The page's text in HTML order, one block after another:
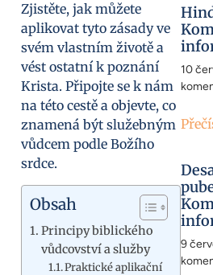
Zjistěte, jak můžete
aplikovat tyto zásady ve
svém vlastním životě a
vést ostatní k poznání
Krista. Připojte se k nám
na této cestě a objevte, co
znamená být služebným
vůdcem podle Božího
srdce.
Obsah
Principy biblického
vůdcovství a služby
Praktické aplikační
10
9